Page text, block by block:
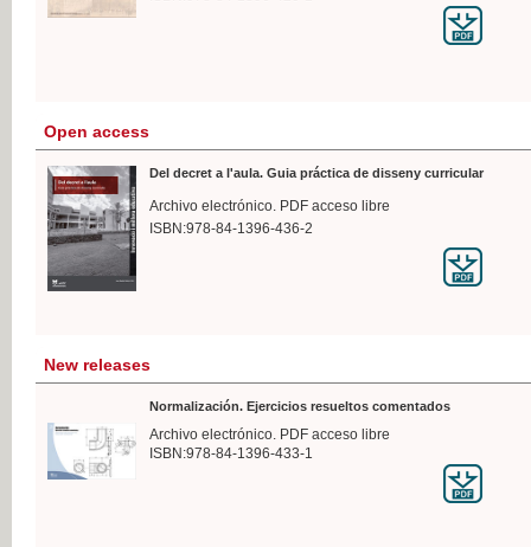
Open access
Del decret a l'aula. Guia práctica de disseny curricular
Archivo electrónico. PDF acceso libre
ISBN:978-84-1396-436-2
New releases
Normalización. Ejercicios resueltos comentados
Archivo electrónico. PDF acceso libre
ISBN:978-84-1396-433-1